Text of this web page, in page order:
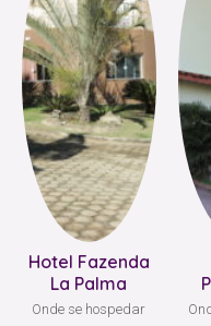
Hotel Fazenda
La Palma
Onde se hospedar